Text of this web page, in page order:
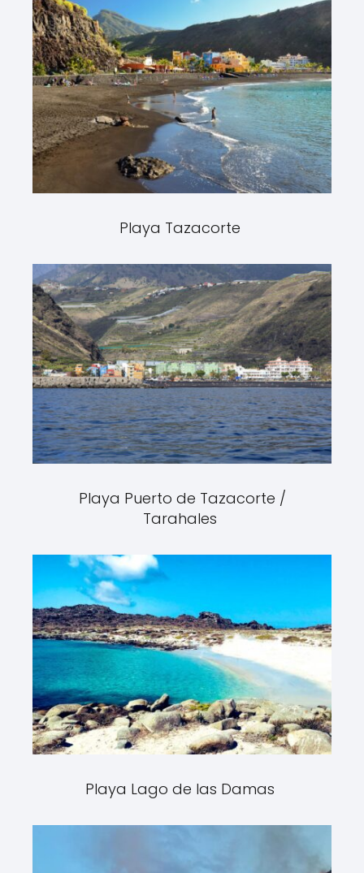
Playa Tazacorte
Playa Puerto de Tazacorte /
Tarahales
Playa Lago de las Damas